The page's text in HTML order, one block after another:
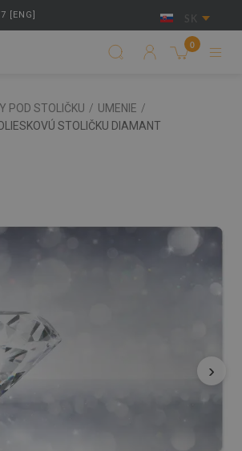
[ENG] SK
0
POD STOLIČKU / UMENIE /
STOLIČKU DIAMANT
›